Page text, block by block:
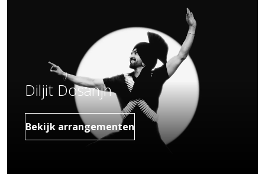
Diljit Dosanjh
Bekijk arrangementen